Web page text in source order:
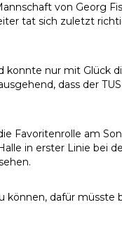
von Georg
tat sich zuletzt
konnte nur mit Glück
dass der
Favoritenrolle am
in erster Linie bei
können, dafür müsste